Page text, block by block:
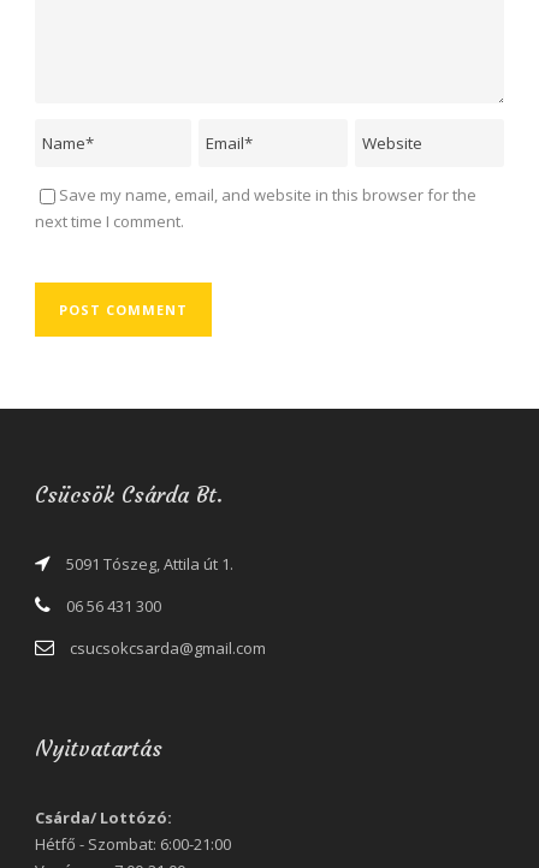
Save my name, email, and website in this browser for the
next time I comment.
Csücsök Csárda Bt.
5091 Tószeg, Attila út 1.
06 56 431 300
csucsokcsarda@gmail.com
Nyitvatartás
Csárda/ Lottózó:
Hétfő - Szombat: 6:00-21:00